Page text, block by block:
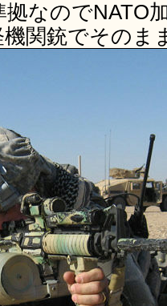
拠なのでNATO
関銃でそのま